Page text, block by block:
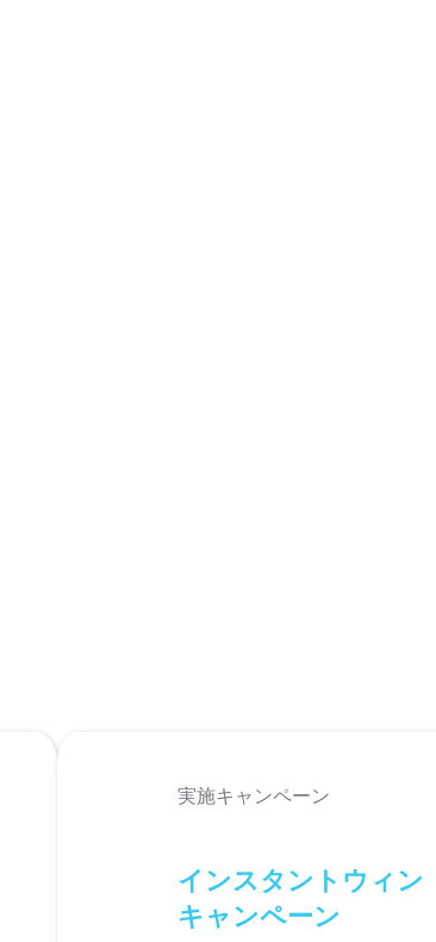
実施キャンペーン
インスタントウィン
キャンペーン